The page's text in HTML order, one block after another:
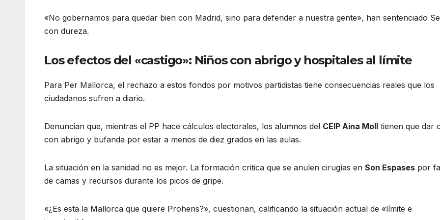
«No gobernamos para quedar bien con Madrid, sino para defender a nuestra gente», han sentenciado
con dureza.
Los efectos del «castigo»: Niños con abrigo y hospitales al límite
Para Per Mallorca, el rechazo a estos fondos por motivos partidistas tiene consecuencias reales que los
ciudadanos sufren a diario.
Denuncian que, mientras el PP hace cálculos electorales, los alumnos del CEIP Aina Moll tienen que dar
con abrigo y bufanda por estar a menos de diez grados en las aulas.
La situación en la sanidad no es mejor. La formación critica que se anulen cirugías en Son Espases por
de camas y recursos durante los picos de gripe.
«¿Es esta la Mallorca que quiere Prohens?», cuestionan, calificando la situación actual de «límite e